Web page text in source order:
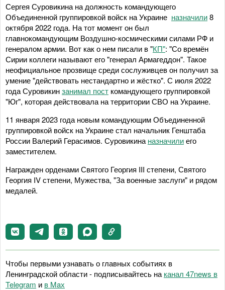
Сергея Суровикина на должность командующего
Объединенной группировкой войск на Украине назначили8
октября 2022 года. На тот момент он был
главнокомандующим Воздушно-космическими силами РФ и
генералом армии. Вот как о нем писали в "КП": "Со времён
Сирии коллеги называют его "генерал Армагеддон". Такое
неофициальное прозвище среди сослуживцев он получил за
умение "действовать нестандартно и жёстко". С июля 2022
года Суровикинзанимал пост командующего группировкой
"Юг", которая действовала на территории СВО на Украине.
11 января 2023 года новым командующим Объединенной
группировкой войск на Украине стал начальник Генштаба
России Валерий Герасимов. Суровикина назначилиего
заместителем.
Награжден орденами Святого Георгия III степени, Святого
Георгия IV степени, Мужества, "За военные заслуги" и рядом
медалей.
Чтобы первыми узнавать о главных событиях в
Ленинградской области - подписывайтесь на канал 47news в
Telegram и в Maх